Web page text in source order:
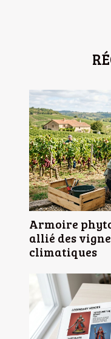
Armoire
allié des
climatiques